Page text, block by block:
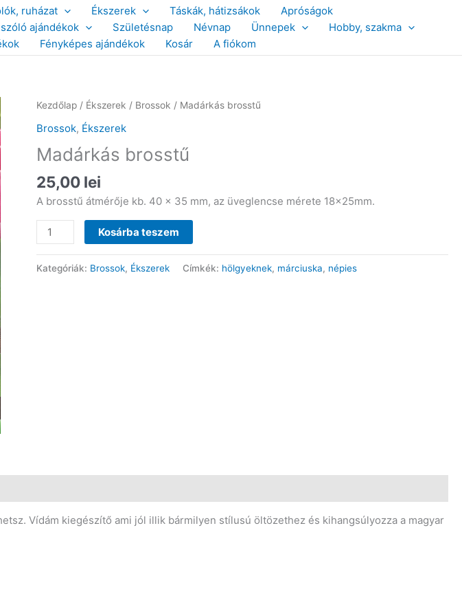
ruházat Ékszerek Táskák, hátizsákok
Apróságok
ajándékok Születésnap Névnap Ünnepek
Hobby, szakma
Fényképes ajándékok Kosár A fiókom
Kezdőlap / Ékszerek / Brossok / Madárkás brosstű
Brossok, Ékszerek
Madárkás brosstű
25,00 lei
A brosstű átmérője kb. 40 x 35 mm, az üveglencse mérete 18x25mm.
Madárkás
brosstű
Kosárba teszem
Kategóriák: Brossok, Ékszerek Címkék: hölgyeknek, márciuska, népies
Vídám kiegészítő ami jól illik bármilyen stílusú öltözethez és kihangsúlyozza a magyar